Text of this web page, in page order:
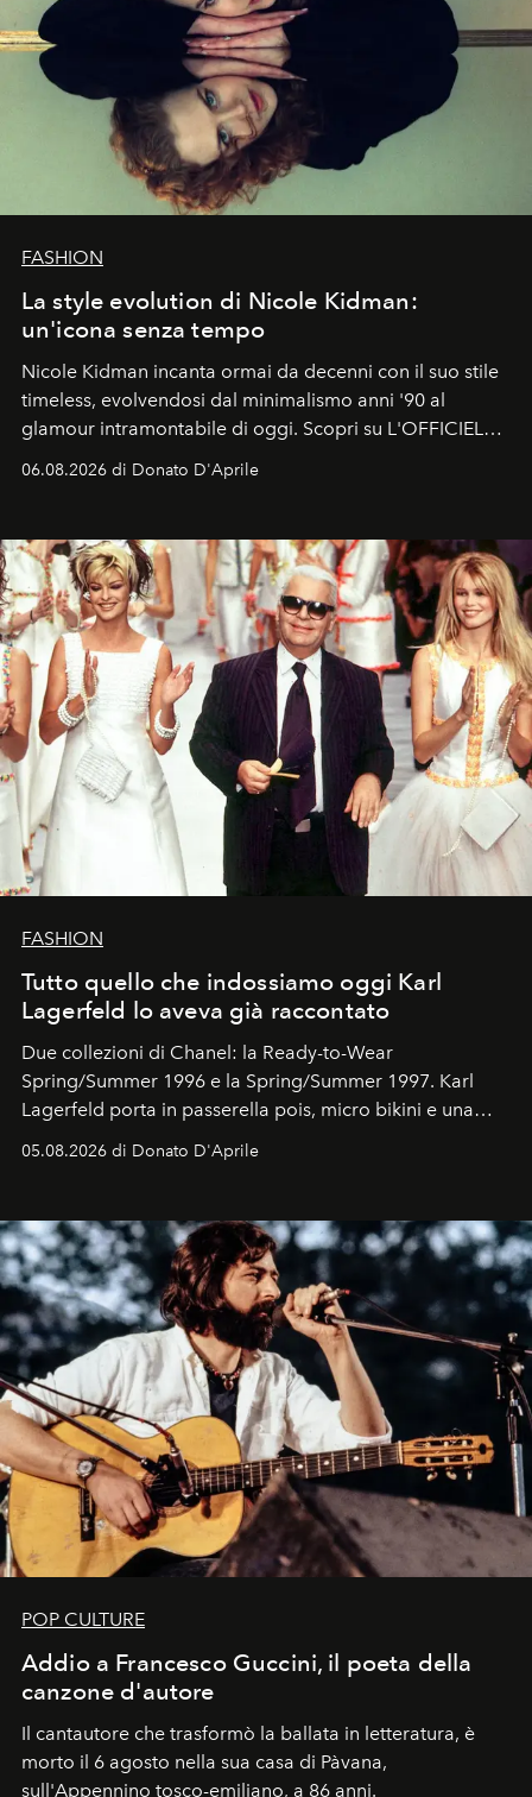
FASHION
La style evolution di Nicole Kidman:
un'icona senza tempo
Nicole Kidman incanta ormai da decenni con il suo stile
timeless, evolvendosi dal minimalismo anni '90 al
glamour intramontabile di oggi. Scopri su L'OFFICIEL
Italia la sua style evolution.
06.08.2026 di Donato D'Aprile
FASHION
Tutto quello che indossiamo oggi Karl
Lagerfeld lo aveva già raccontato
Due collezioni di Chanel: la Ready-to-Wear
Spring/Summer 1996 e la Spring/Summer 1997. Karl
Lagerfeld porta in passerella pois, micro bikini e una
logomania pensata per la spiaggia
Kate, Claudia e Carla una dietro l'altra. Trent'anni dopo,
uno dei documenti più contemporanei che abbiamo.
05.08.2026 di Donato D'Aprile
POP CULTURE
Addio a Francesco Guccini, il poeta della
canzone d'autore
Il cantautore che trasformò la ballata in letteratura, è
morto il 6 agosto nella sua casa di Pàvana,
sull'Appennino tosco-emiliano, a 86 anni.